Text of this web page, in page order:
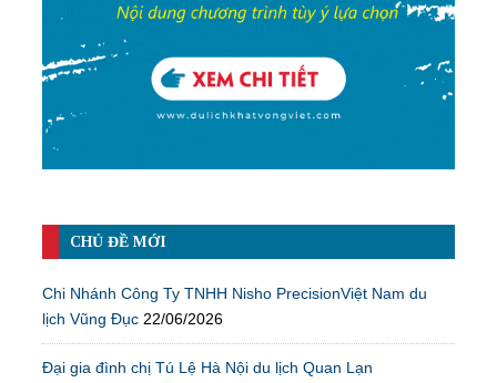
CHỦ ĐỀ MỚI
Chi Nhánh Công Ty TNHH Nisho PrecisionViệt Nam du
lịch Vũng Đục 22/06/2026
Đại gia đình chị Tú Lệ Hà Nội du lịch Quan Lạn